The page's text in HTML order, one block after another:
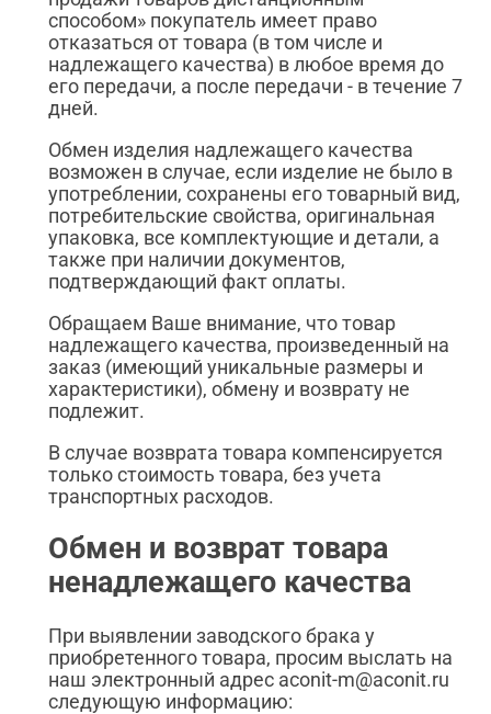
способом» покупатель имеет право
отказаться от товара (в том числе и
надлежащего качества) в любое время до
его передачи, а после передачи - в течение 7
дней.
Обмен изделия надлежащего качества
возможен в случае, если изделие не было в
употреблении, сохранены его товарный вид,
потребительские свойства, оригинальная
упаковка, все комплектующие и детали, а
также при наличии документов,
подтверждающий факт оплаты.
Обращаем Ваше внимание, что товар
надлежащего качества, произведенный на
заказ (имеющий уникальные размеры и
характеристики), обмену и возврату не
подлежит.
В случае возврата товара компенсируется
только стоимость товара, без учета
транспортных расходов.
Обмен и возврат товара
ненадлежащего качества
При выявлении заводского брака у
приобретенного товара, просим выслать на
наш электронный адрес aconit-m@aconit.ru
следующую информацию: